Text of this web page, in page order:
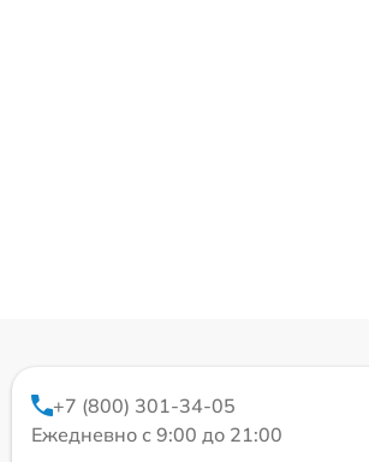
+7 (800) 301-34-05
Ежедневно с 9:00 до 21:00